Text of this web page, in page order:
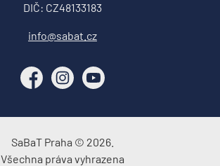
DIČ: CZ48133183
info@sabat.cz
FacebookInstagramYouTube
SaBaT Praha © 2026.
Všechna práva vyhrazena